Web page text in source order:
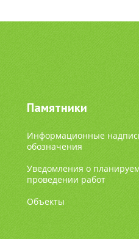
Памятники
Информационные
обозначения
Уведомления о
проведении работ
Объекты